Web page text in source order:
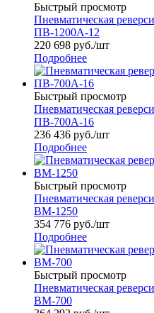
Быстрый просмотр
Пневматическая
ПВ-1200А-12
220 698 руб./шт
Подробнее
Быстрый просмотр
Пневматическая
ПВ-700А-16
236 436 руб./шт
Подробнее
Быстрый просмотр
Пневматическая
ВМ-1250
354 776 руб./шт
Подробнее
Быстрый просмотр
Пневматическая
ВМ-700